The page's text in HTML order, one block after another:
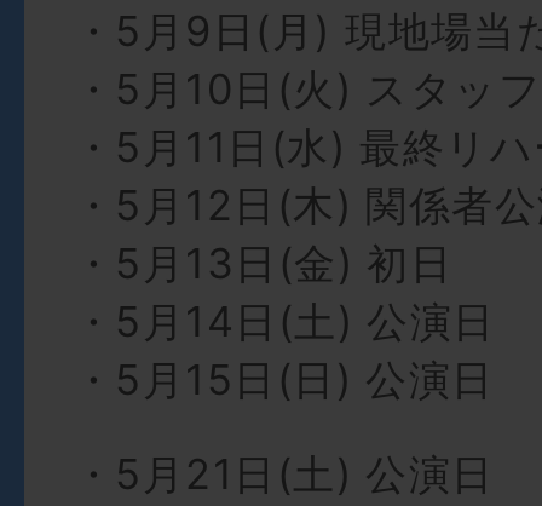
・5⽉9⽇(⽉) 現地場当
・5⽉10⽇(⽕) スタッ
・5⽉11⽇(⽔) 最終リ
・5⽉12⽇(⽊) 関係者
・5⽉13⽇(⾦) 初⽇
・5⽉14⽇(⼟) 公演⽇
・5⽉15⽇(⽇) 公演⽇
・5⽉21⽇(⼟) 公演⽇